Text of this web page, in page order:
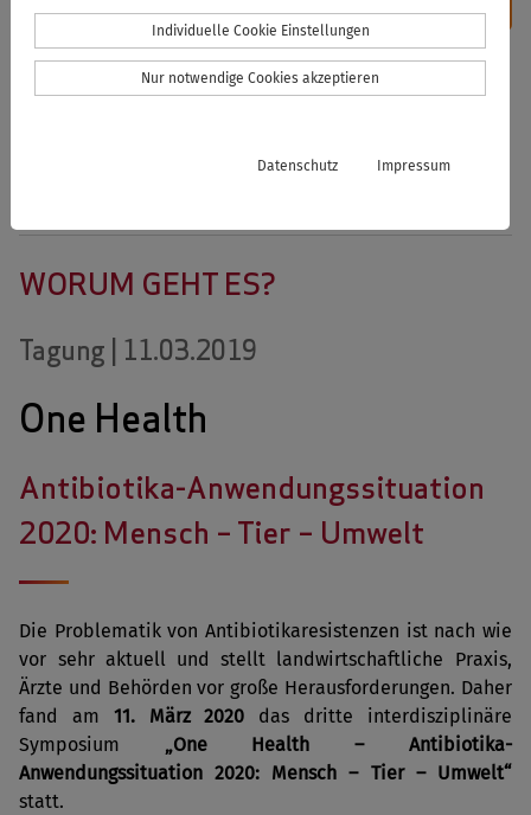
Individuelle Cookie Einstellungen
Nur notwendige Cookies akzeptieren
Datenschutz Impressum
WORUM GEHT ES?
Tagung | 11.03.2019
One Health
Antibiotika-Anwendungssituation
2020: Mensch – Tier – Umwelt
Die Problematik von Antibiotikaresistenzen ist nach wie
vor sehr aktuell und stellt landwirtschaftliche Praxis,
Ärzte und Behörden vor große Herausforderungen. Daher
fand am 11. März 2020 das dritte interdisziplinäre
Symposium „One Health – Antibiotika-
Anwendungssituation 2020: Mensch – Tier – Umwelt“
statt.